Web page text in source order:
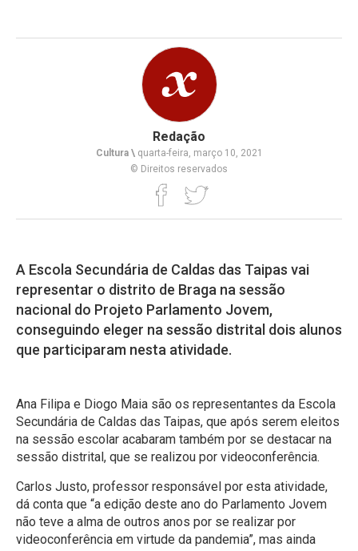
Redação
Cultura \quarta-feira, março 10, 2021
© Direitos reservados
A Escola Secundária de Caldas das Taipas vai
representar o distrito de Braga na sessão
nacional do Projeto Parlamento Jovem,
conseguindo eleger na sessão distrital dois alunos
que participaram nesta atividade.
Ana Filipa e Diogo Maia são os representantes da Escola
Secundária de Caldas das Taipas, que após serem eleitos
na sessão escolar acabaram também por se destacar na
sessão distrital, que se realizou por videoconferência.
Carlos Justo, professor responsável por esta atividade,
dá conta que “a edição deste ano do Parlamento Jovem
não teve a alma de outros anos por se realizar por
videoconferência em virtude da pandemia”, mas ainda